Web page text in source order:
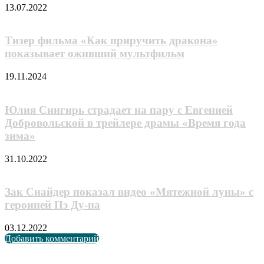
13.07.2022
Тизер фильма «Как приручить дракона»
показывает оживший мультфильм
19.11.2024
Юлия Снигирь страдает на пару с Евгенией
Добровольской в трейлере драмы «Время года
зима»
31.10.2022
Зак Снайдер показал видео «Мятежной луны» с
героиней Пэ Ду-на
03.12.2022
Добавить комментарий